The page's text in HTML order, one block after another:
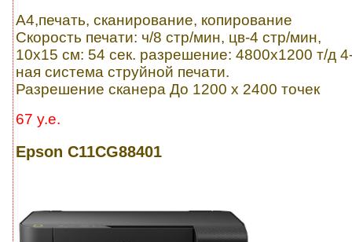
A4,печать, сканирование, копирование
Скорость печати: ч/8 стр/мин, цв-4 стр/мин,
10x15 см: 54 сек. разрешение: 4800х1200 т/д
ная система струйной печати.
Разрешение сканера До 1200 x 2400 точек
67 y.e.
Epson C11CG88401